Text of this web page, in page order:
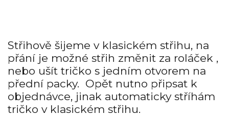
Střihově šijeme v klasickém střihu, na
přání je možné střih změnit za roláček ,
nebo ušít tričko s jedním otvorem na
přední packy. Opět nutno připsat k
objednávce, jinak automaticky stříhám
tričko v klasickém střihu.